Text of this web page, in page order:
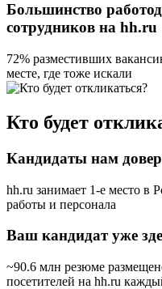
Большинство
сотрудников на hh.ru
72% разместивших
месте, где тоже искали
Кто будет
Кандидаты нам
hh.ru занимает 1-е место в
работы и персонала
Ваш кандидат уже
~90.6 млн резюме
посетителей на hh.ru